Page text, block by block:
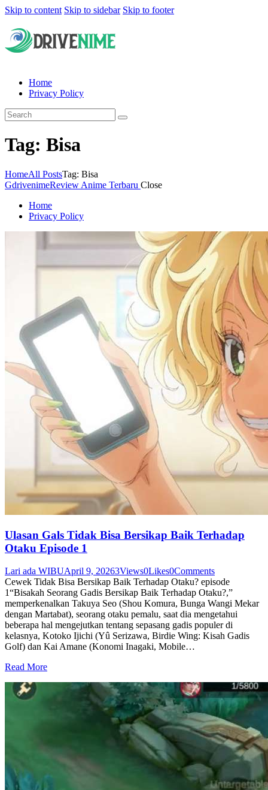
Skip to content Skip to sidebar Skip to footer
Home
Privacy Policy
Tag: Bisa
HomeAll PostsTag: Bisa
GdrivenimeReview Anime Terbaru Close
Home
Privacy Policy
Ulasan Gals Tidak Bisa Bersikap Baik Terhadap
Otaku Episode 1
Lari ada WIBUApril 9, 20263Views0Likes0Comments
Cewek Tidak Bisa Bersikap Baik Terhadap Otaku? episode
1“Bisakah Seorang Gadis Bersikap Baik Terhadap Otaku?,”
memperkenalkan Takuya Seo (Shou Komura, Bunga Wangi Mekar
dengan Martabat), seorang otaku pemalu, saat dia mengetahui
beberapa hal mengejutkan tentang sepasang gadis populer di
kelasnya, Kotoko Ijichi (Yû Serizawa, Birdie Wing: Kisah Gadis
Golf) dan Kai Amane (Konomi Inagaki, Mobile…
Read More